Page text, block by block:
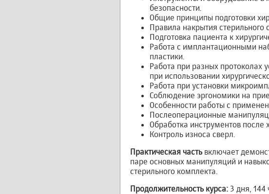
безопасности.
Общие принципы подготовки
Правила накрытия стерильного
Подготовка пациента к
Работа с имплантационными
пластики.
Работа при разных протоколах
при использовании
Работа при установки
Соблюдение эргономики на
Особенности работы с
Послеоперационные
Обработка инструментов после
Контроль износа сверл.
Практическая частьвключает
паре основных манипуляций и
стерильного комплекта.
Продолжительность курса: 3 дня, 144